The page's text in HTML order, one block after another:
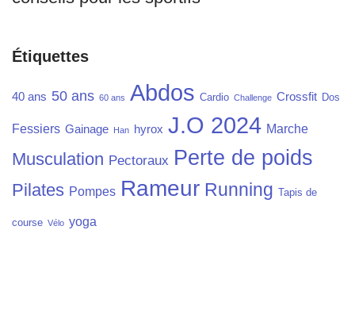
Étiquettes
40 ans 50 ans 60 ans Abdos Cardio Challenge Crossfit Dos
Fessiers Gainage Han hyrox J.O 2024 Marche
Musculation Pectoraux Perte de poids
Pilates Pompes Rameur Running Tapis de
course Vélo yoga